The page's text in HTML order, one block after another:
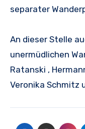
separater
An dieser Stelle
unermüdlichen
Ratanski ,
Veronika Schmitz